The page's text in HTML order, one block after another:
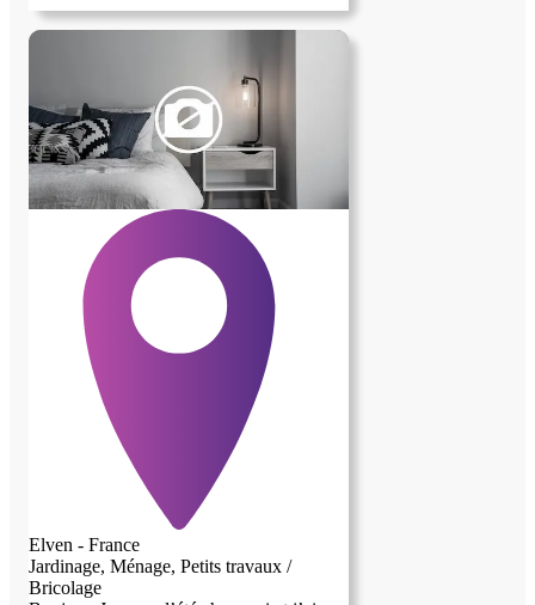
Elven - France
Jardinage, Ménage, Petits travaux /
Bricolage